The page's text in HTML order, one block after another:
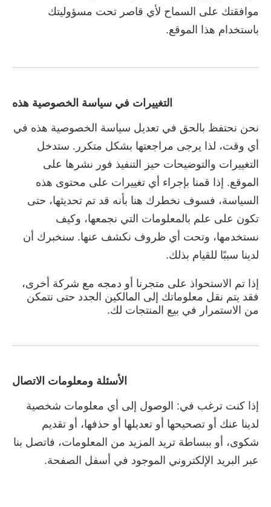
موافقتك على السماح لأي قاصر تحت مسؤوليتك
باستخدام هذا الموقع.
التغييرات في سياسة الخصوصية هذه
نحن نحتفظ بالحق في تعديل سياسة الخصوصية هذه في
أي وقت، لذا يرجى مراجعتها بشكل متكرر. ستدخل
التغييرات والتوضيحات حيز التنفيذ فور نشرها على
الموقع. إذا قمنا بإجراء أي تغييرات على محتوى هذه
السياسة، فسوف نخطرك هنا بأنه قد تم تحديثها، حتى
تكون على علم بالمعلومات التي نجمعها، وكيف
نستخدمها، وتحت أي ظروف نكشف عنها. سنخبرك أن
لدينا سببًا للقيام بذلك.
إذا تم الاستحواذ على متجرنا أو دمجه مع شركة أخرى،
فقد يتم نقل معلوماتك إلى المالكين الجدد حتى نتمكن
من الاستمرار في بيع المنتجات لك.
الأسئلة ومعلومات الاتصال
إذا كنت ترغب في: الوصول إلى أي معلومات شخصية
لدينا عنك أو تصحيحها أو تعديلها أو حذفها، أو تقديم
شكوى، أو ببساطة تريد المزيد من المعلومات، فاتصل بنا
عبر البريد الإلكتروني الموجود في أسفل الصفحة.